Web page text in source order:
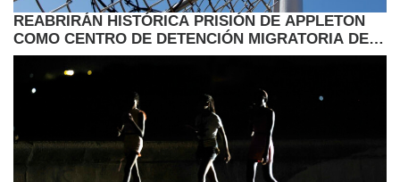
REABRIRÁN HISTÓRICA PRISIÓN DE APPLETON
COMO CENTRO DE DETENCIÓN MIGRATORIA DEL
ICE